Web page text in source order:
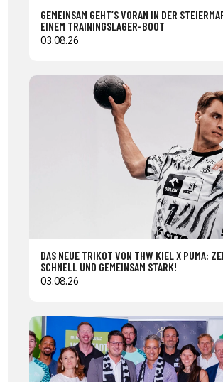
GEMEINSAM GEHT’S VORAN IN DER
EINEM TRAININGSLAGER-BOOT
03.08.26
DAS NEUE TRIKOT VON THW KIEL X PUMA:
SCHNELL UND GEMEINSAM STARK!
03.08.26